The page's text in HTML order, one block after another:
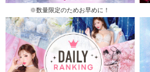
※数量限定のためお早めに！